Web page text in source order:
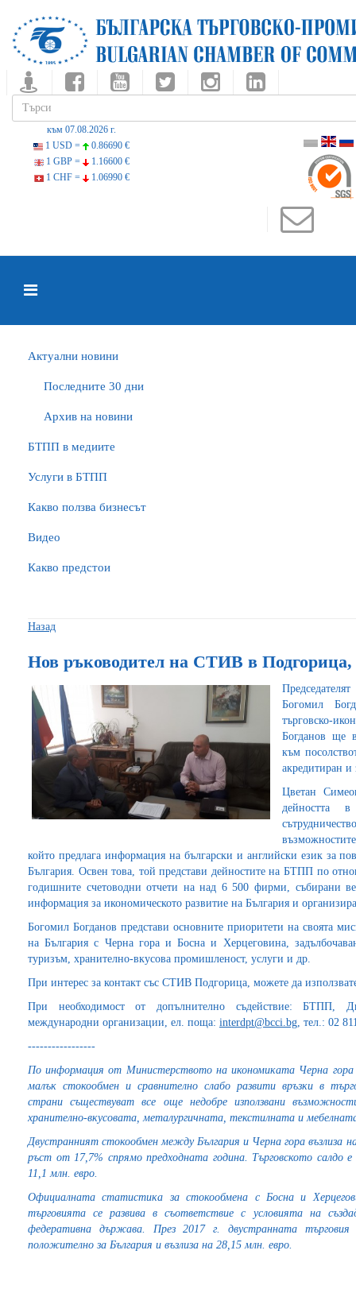
към 07.08.2026 г.
1 USD =
0.86690 €
1 GBP =
1.16600 €
1 CHF =
1.06990 €
Актуални новини
Последните 30 дни
Архив на новини
БTПП в медиите
Услуги в БТПП
Какво ползва бизнесът
Видео
Какво предстои
Назад
Нов ръководител на СТИВ в Подгорица,
Богомил
търговско-
Богданов ще
към
акредитиран
Цветан
дейността
който предлага информация на български и английски език за
България. Освен това, той представи дейностите на БТПП по
годишните счетоводни отчети на над 6 500 фирми, събирани
информация за икономическото развитие на България и
Богомил Богданов представи основните приоритети на своята
на България с Черна гора и Босна и Херцеговина,
туризъм, хранително-вкусова промишленост, услуги и др.
При интерес за контакт със СТИВ Подгорица, можете да
При необходимост от допълнително съдействие: БТПП,
международни организации, ел. поща: interdpt@bcci.bg, тел.: 02
-----------------
По информация от Министерството на икономиката Черна гора
малък стокообмен и сравнително слабо развити връзки в
страни съществуват все още недобре използвани
хранително-вкусовата, металургичната, текстилната и
Двустранният стокообмен между България и Черна гора възлиза
ръст от 17,7% спрямо предходната година. Търговското
11,1 млн. евро.
Официалната статистика за стокообмена с Босна и
търговията се развива в съответствие с условията на
федеративна държава. През 2017 г. двустранната
положително за България и възлиза на 28,15 млн. евро.